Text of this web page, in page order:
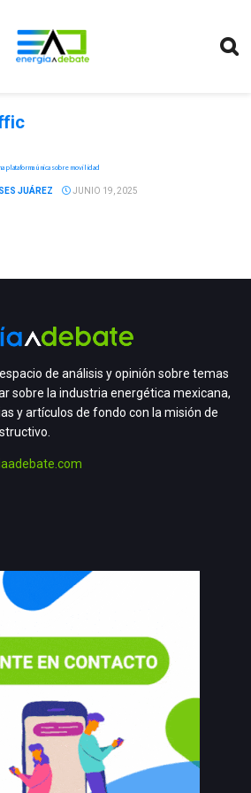
plataforma única sobre movilidad
JUÁREZ JUNIO 19, 2025
de análisis y opinión sobre temas
sobre la industria energética mexicana,
y artículos de fondo con la misión de